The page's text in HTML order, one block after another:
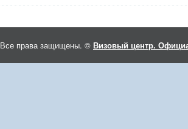
Все права защищены. © Визовый центр.